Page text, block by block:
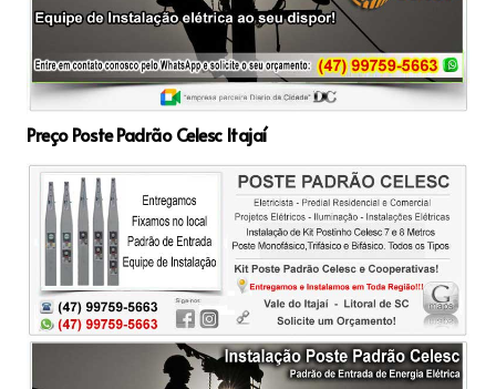
Preço Poste Padrão Celesc Itajaí